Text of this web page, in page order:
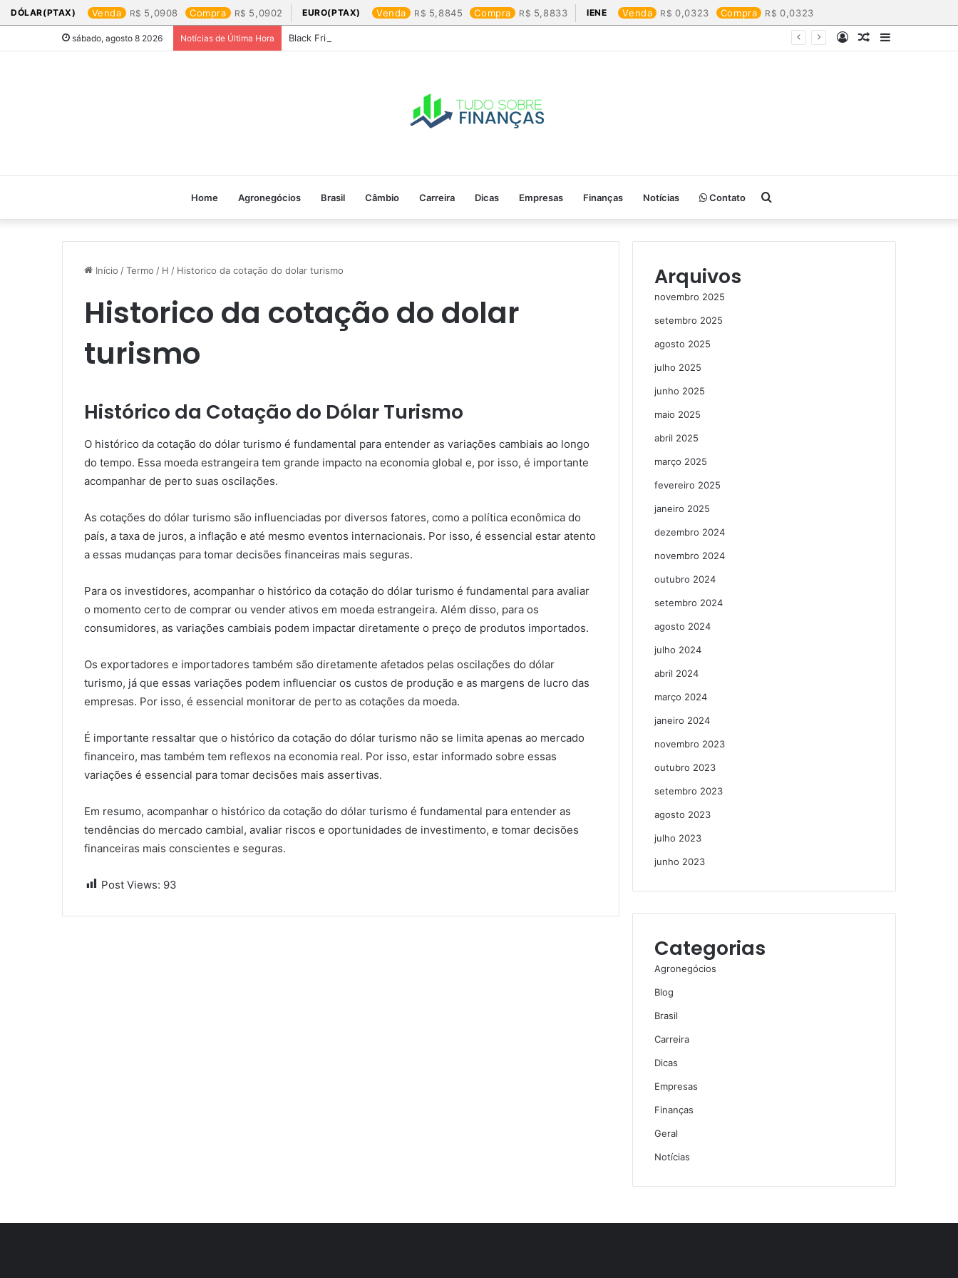
DÓLAR(PTAX) Venda 5,0908 Compra 5,0902 EURO(PTAX) Venda 5,8845 Compra 5,8833 IENE Venda 0,0323 Compra 0,0323
sábado, agosto 8 2026 Notícias de Última Hora Black Friday: os produtos que mais valem a pena
Barra
Artigo
Entrar
Home Agronegócios Brasil Câmbio Carreira Dicas Empresas Finanças Notícias Contato Procurar
por
Início /Termo / H / Historico da cotação do dolar turismo​
Historico da cotação do dolar
turismo​
Histórico da Cotação do Dólar Turismo
O histórico da cotação do dólar turismo é fundamental para entender as variações cambiais ao longo
do tempo. Essa moeda estrangeira tem grande impacto na economia global e, por isso, é importante
acompanhar de perto suas oscilações.
As cotações do dólar turismo são influenciadas por diversos fatores, como a política econômica do
país, a taxa de juros, a inflação e até mesmo eventos internacionais. Por isso, é essencial estar atento
a essas mudanças para tomar decisões financeiras mais seguras.
Para os investidores, acompanhar o histórico da cotação do dólar turismo é fundamental para avaliar
o momento certo de comprar ou vender ativos em moeda estrangeira. Além disso, para os
consumidores, as variações cambiais podem impactar diretamente o preço de produtos importados.
Os exportadores e importadores também são diretamente afetados pelas oscilações do dólar
turismo, já que essas variações podem influenciar os custos de produção e as margens de lucro das
empresas. Por isso, é essencial monitorar de perto as cotações da moeda.
É importante ressaltar que o histórico da cotação do dólar turismo não se limita apenas ao mercado
financeiro, mas também tem reflexos na economia real. Por isso, estar informado sobre essas
variações é essencial para tomar decisões mais assertivas.
Em resumo, acompanhar o histórico da cotação do dólar turismo é fundamental para entender as
tendências do mercado cambial, avaliar riscos e oportunidades de investimento, e tomar decisões
financeiras mais conscientes e seguras.
Post Views: 93
Arquivos
novembro 2025
setembro 2025
agosto 2025
julho 2025
junho 2025
maio 2025
abril 2025
março 2025
fevereiro 2025
janeiro 2025
dezembro 2024
novembro 2024
outubro 2024
setembro 2024
agosto 2024
julho 2024
abril 2024
março 2024
janeiro 2024
novembro 2023
outubro 2023
setembro 2023
agosto 2023
julho 2023
junho 2023
Categorias
Agronegócios
Blog
Brasil
Carreira
Dicas
Empresas
Finanças
Geral
Notícias